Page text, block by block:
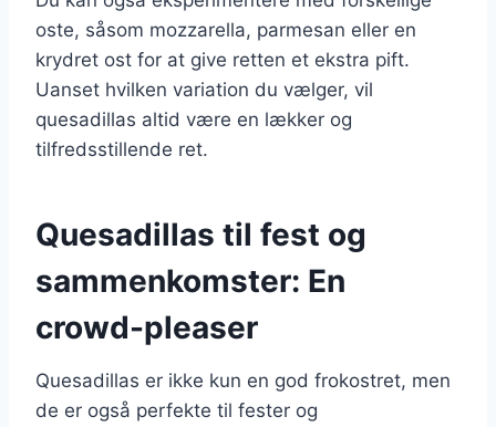
oste, såsom mozzarella, parmesan eller en
krydret ost for at give retten et ekstra pift.
Uanset hvilken variation du vælger, vil
quesadillas altid være en lækker og
tilfredsstillende ret.
Quesadillas til fest og
sammenkomster: En
crowd-pleaser
Quesadillas er ikke kun en god frokostret, men
de er også perfekte til fester og